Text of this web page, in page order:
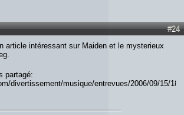
#24
article intéressant sur Maiden et le mysterieux
partagé:
divertissement/musique/entrevues/2006/09/15/